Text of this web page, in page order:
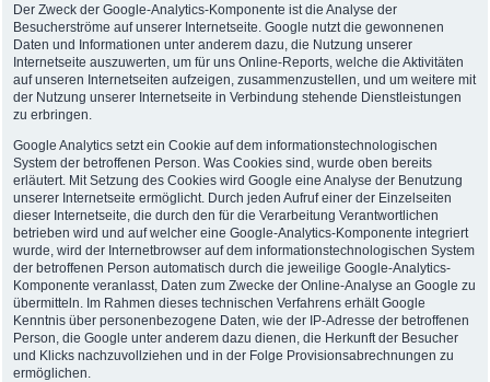
Der Zweck der Google-Analytics-Komponente ist die Analyse der
Besucherströme auf unserer Internetseite. Google nutzt die gewonnenen
Daten und Informationen unter anderem dazu, die Nutzung unserer
Internetseite auszuwerten, um für uns Online-Reports, welche die Aktivitäten
auf unseren Internetseiten aufzeigen, zusammenzustellen, und um weitere mit
der Nutzung unserer Internetseite in Verbindung stehende Dienstleistungen
zu erbringen.
Google Analytics setzt ein Cookie auf dem informationstechnologischen
System der betroffenen Person. Was Cookies sind, wurde oben bereits
erläutert. Mit Setzung des Cookies wird Google eine Analyse der Benutzung
unserer Internetseite ermöglicht. Durch jeden Aufruf einer der Einzelseiten
dieser Internetseite, die durch den für die Verarbeitung Verantwortlichen
betrieben wird und auf welcher eine Google-Analytics-Komponente integriert
wurde, wird der Internetbrowser auf dem informationstechnologischen System
der betroffenen Person automatisch durch die jeweilige Google-Analytics-
Komponente veranlasst, Daten zum Zwecke der Online-Analyse an Google zu
übermitteln. Im Rahmen dieses technischen Verfahrens erhält Google
Kenntnis über personenbezogene Daten, wie der IP-Adresse der betroffenen
Person, die Google unter anderem dazu dienen, die Herkunft der Besucher
und Klicks nachzuvollziehen und in der Folge Provisionsabrechnungen zu
ermöglichen.